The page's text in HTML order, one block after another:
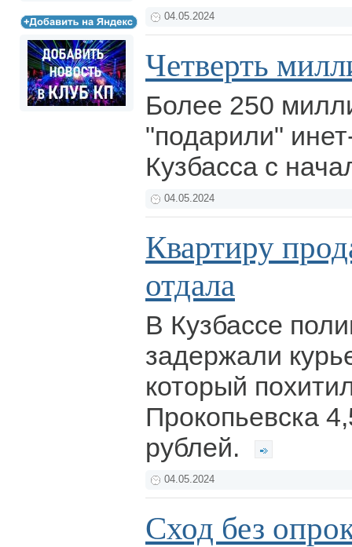
04.05.2024
Четверть
Более 250
"подарили"
Кузбасса с
04.05.2024
Квартиру
отдала
В Кузбассе
задержали
который
Прокопьевска
рублей.
04.05.2024
Сход без